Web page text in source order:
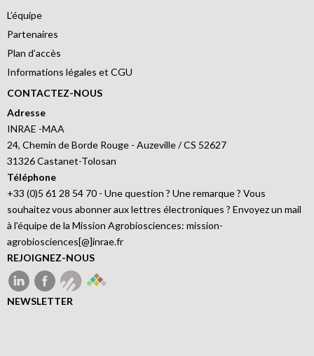
L’équipe
Partenaires
Plan d’accès
Informations légales et CGU
CONTACTEZ-NOUS
Adresse
INRAE -MAA
24, Chemin de Borde Rouge - Auzeville / CS 52627
31326 Castanet-Tolosan
Téléphone
+33 (0)5 61 28 54 70 - Une question ? Une remarque ? Vous
souhaitez vous abonner aux lettres électroniques ? Envoyez un mail
à l'équipe de la Mission Agrobiosciences: mission-
agrobiosciences[@]inrae.fr
REJOIGNEZ-NOUS
NEWSLETTER